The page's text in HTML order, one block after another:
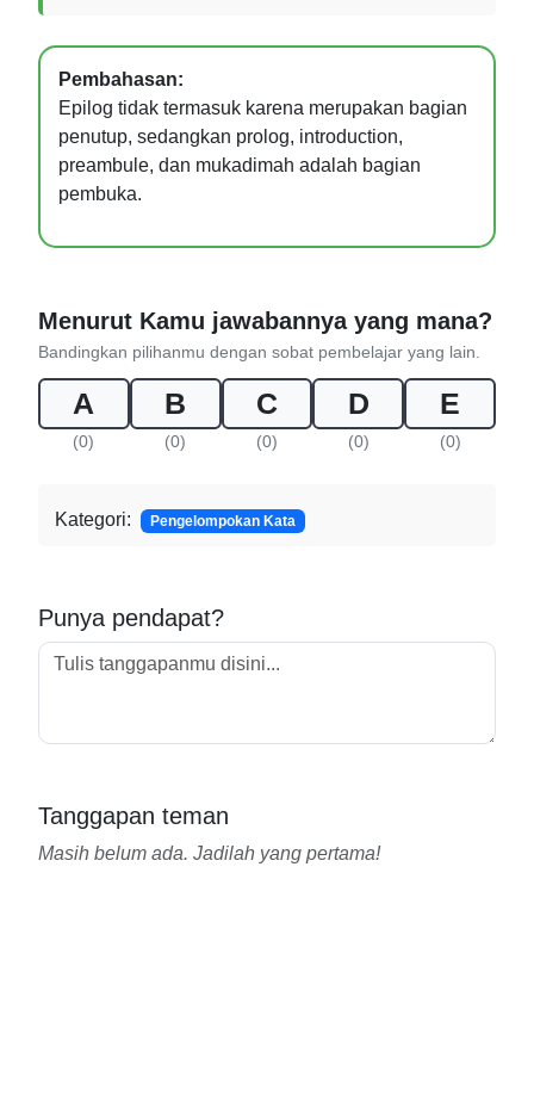
Pembahasan:
Epilog tidak termasuk karena merupakan bagian
penutup, sedangkan prolog, introduction,
preambule, dan mukadimah adalah bagian
pembuka.
Menurut Kamu jawabannya yang mana?
Bandingkan pilihanmu dengan sobat pembelajar yang lain.
A
(0)
B
(0)
C
(0)
D
(0)
E
(0)
Kategori: Pengelompokan Kata
Punya pendapat?
Tanggapan teman
Masih belum ada. Jadilah yang pertama!